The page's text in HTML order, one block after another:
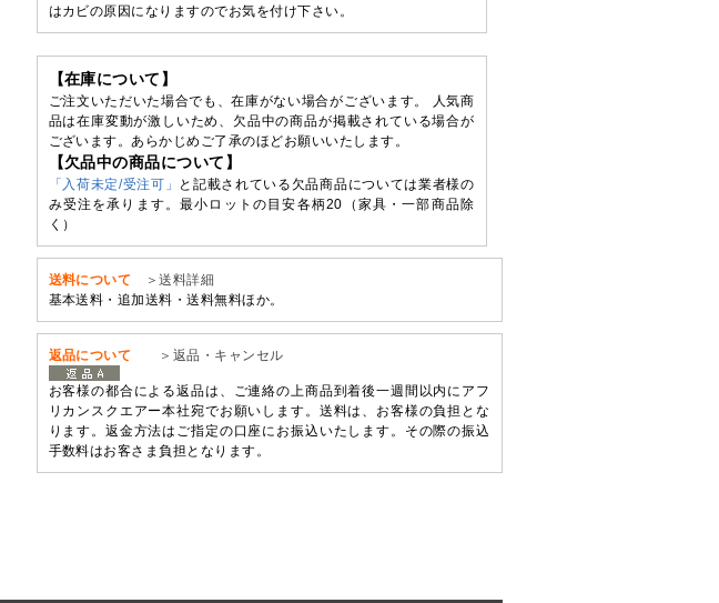
はカビの原因になりますのでお気を付け下さい。
【在庫について】
ご注文いただいた場合でも、在庫がない場合がございます。 人気商
品は在庫変動が激しいため、欠品中の商品が掲載されている場合が
ございます。あらかじめご了承のほどお願いいたします。
【欠品中の商品について】
「入荷未定/受注可」
と記載されている欠品商品については業者様の
み受注を承ります。最小ロットの目安各柄20（家具・一部商品除
く）
送料について
＞送料詳細
基本送料・追加送料・送料無料ほか。
返品について ＞返品・キャンセル
お客様の都合による返品は、ご連絡の上商品到着後一週間以内にアフ
リカンスクエアー本社宛でお願いします。送料は、お客様の負担とな
ります。返金方法はご指定の口座にお振込いたします。その際の振込
手数料はお客さま負担となります。